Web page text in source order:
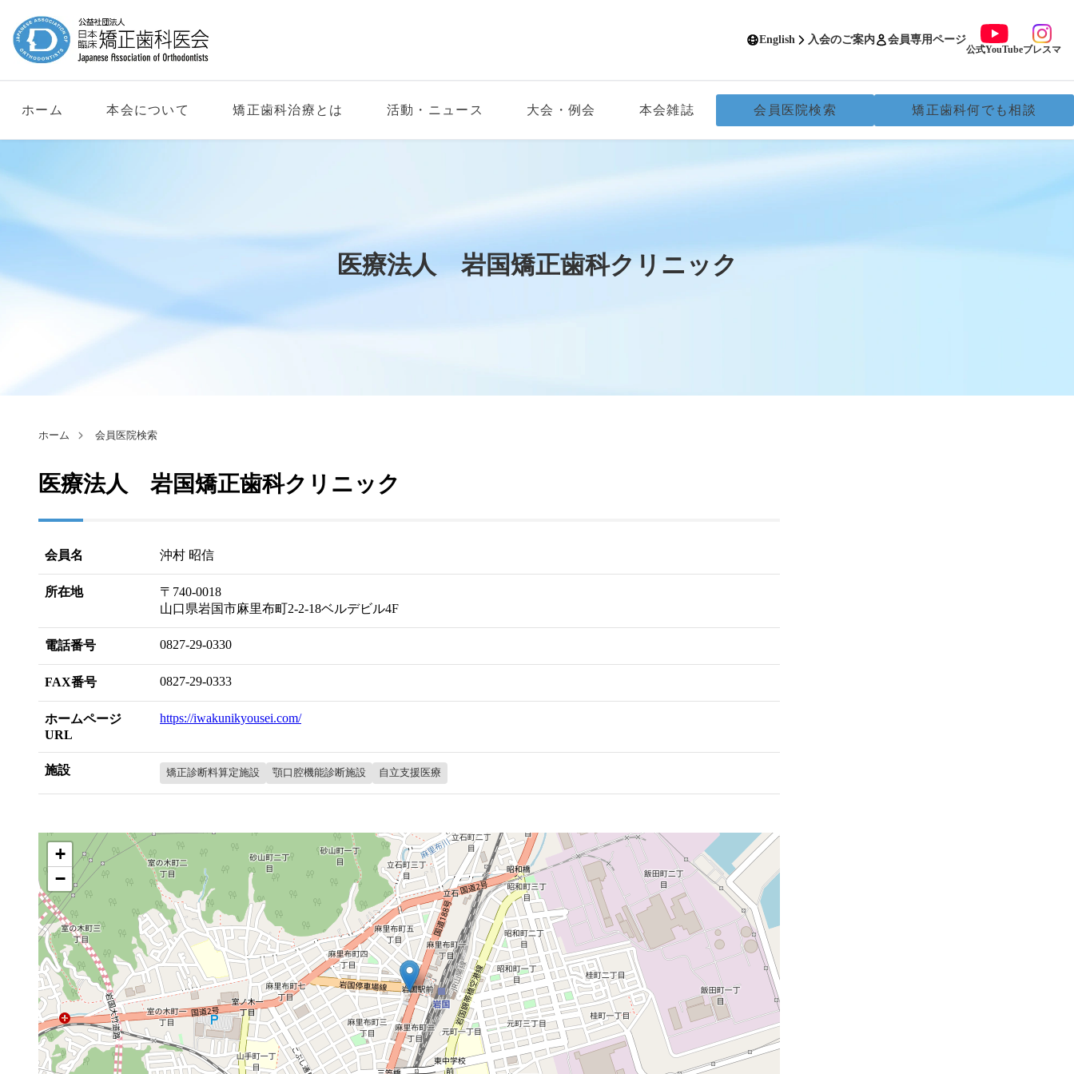
English 入会のご案内 会員専用ページ
公式YouTubeブレスマ
ホーム 本会について 矯正歯科治療とは 活動・ニュース 大会・例会 本会雑誌 会員医院検索 矯正歯科何でも相談
医療法人 岩国矯正歯科クリニック
ホーム 会員医院検索
医療法人 岩国矯正歯科クリニック
会員名 沖村 昭信
所在地
〒740-0018
山口県岩国市麻里布町2-2-18ベルデビル4F
電話番号 0827-29-0330
FAX番号 0827-29-0333
ホームページ
URL
https://iwakunikyousei.com/
施設 矯正診断料算定施設 顎口腔機能診断施設 自立支援医療
+
−